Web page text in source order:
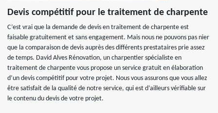
Devis compétitif pour le traitement de charpente
C’est vrai que la demande de devis en traitement de charpente est
faisable gratuitement et sans engagement. Mais nous ne pouvons pas nier
que la comparaison de devis auprès des différents prestataires prie assez
de temps. David Alves Rénovation, un charpentier spécialiste en
traitement de charpente vous propose un service gratuit en élaboration
d’un devis compétitif pour votre projet. Nous vous assurons que vous allez
être satisfait de la qualité de notre service, qui est d’ailleurs vérifiable sur
le contenu du devis de votre projet.